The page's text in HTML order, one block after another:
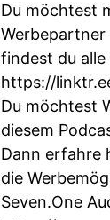
Du möchtest
findest du
https://
Du möchtest
diesem
Dann erfahre
die
Seven.One